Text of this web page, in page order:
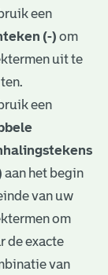
een
(-) om
uit te
een
aan het begin
van uw
om
de exacte
van